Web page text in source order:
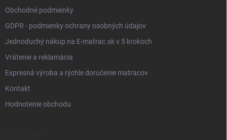
Obchodné podmienky
GDPR - podmienky ochrany osobných údajov
Jednoduchý nákup na E-matrac.sk v 5 krokoch
Vrátenie a reklamácia
Expresná výroba a rýchle doručenie matracov
Kontakt
Hodnotenie obchodu